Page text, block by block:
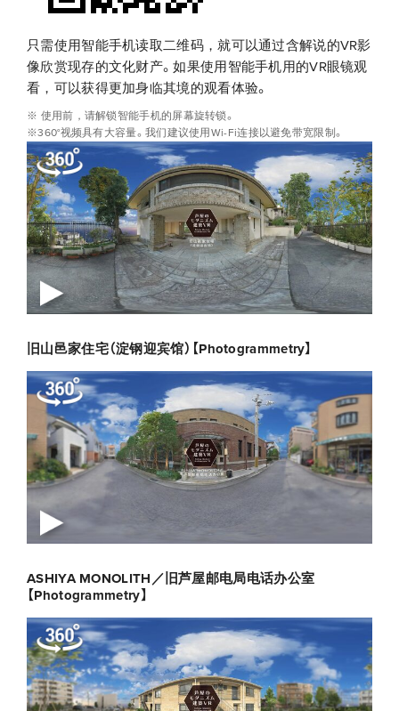
只需使用智能手机读取二维码，就可以通过含解说的VR影
像欣赏现存的文化财产。如果使用智能手机用的VR眼镜观
看，可以获得更加身临其境的观看体验。
※ 使用前，请解锁智能手机的屏幕旋转锁。
※360°视频具有大容量。我们建议使用Wi-Fi连接以避免带宽限制。
旧山邑家住宅（淀钢迎宾馆）【Photogrammetry】
ASHIYA MONOLITH／旧芦屋邮电局电话办公室
【Photogrammetry】